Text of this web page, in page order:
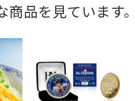
品を見ています。